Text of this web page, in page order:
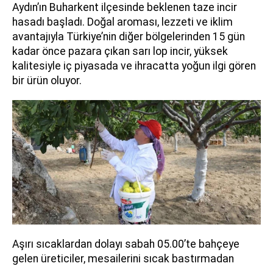
Aydın’ın Buharkent ilçesinde beklenen taze incir
hasadı başladı. Doğal aroması, lezzeti ve iklim
avantajıyla Türkiye’nin diğer bölgelerinden 15 gün
kadar önce pazara çıkan sarı lop incir, yüksek
kalitesiyle iç piyasada ve ihracatta yoğun ilgi gören
bir ürün oluyor.
Aşırı sıcaklardan dolayı sabah 05.00’te bahçeye
gelen üreticiler, mesailerini sıcak bastırmadan